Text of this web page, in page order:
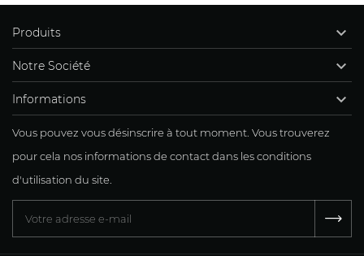
Informations 
Vous pouvez vous désinscrire à tout moment. Vous trouverez
pour cela nos informations de contact dans les conditions
d'utilisation du site.
Produits 
Notre Société 